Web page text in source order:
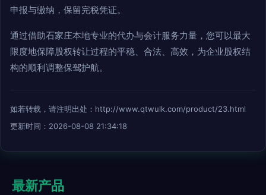
申报与缴纳，保留完税凭证。
通过借助石家庄本地专业的代办与会计服务力量，您可以最大
限度地保障股权转让过程的平稳、合法、高效，为企业股权结
构的顺利调整保驾护航。
如若转载，请注明出处：http://www.qtwulk.com/product/23.html
更新时间：2026-08-08 21:34:18
最新产品